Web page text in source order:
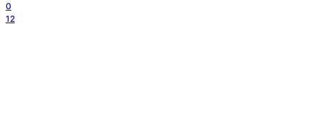
0
12